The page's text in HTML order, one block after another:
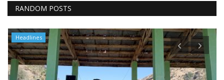
RANDOM POSTS
Headlines